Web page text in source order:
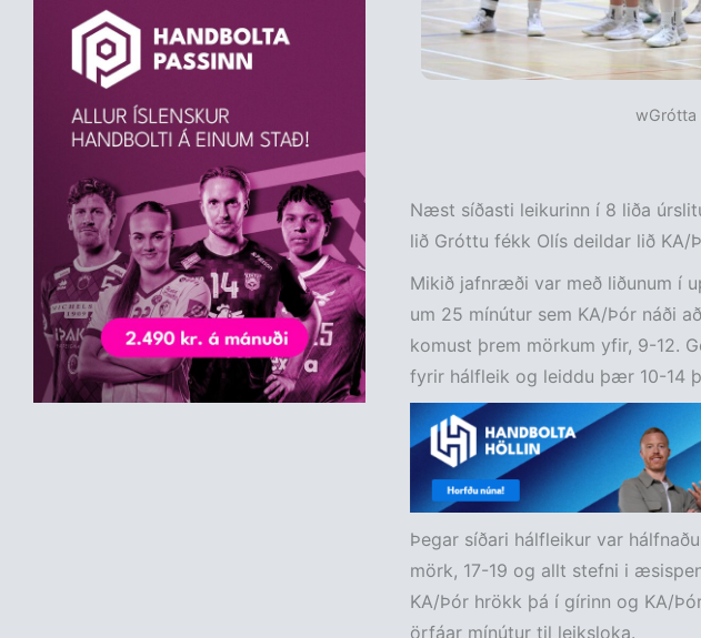
wGrótta
Næst síðasti leikurinn í 8 liða
lið Gróttu fékk Olís deildar lið KA/
Mikið jafnræði var með liðunum í
um 25 mínútur sem KA/Þór náði
komust þrem mörkum yfir, 9-12.
fyrir hálfleik og leiddu þær 10-14
Þegar síðari hálfleikur var
mörk, 17-19 og allt stefni i
KA/Þór hrökk þá í gírinn og KA/
örfáar mínútur til leiksloka.